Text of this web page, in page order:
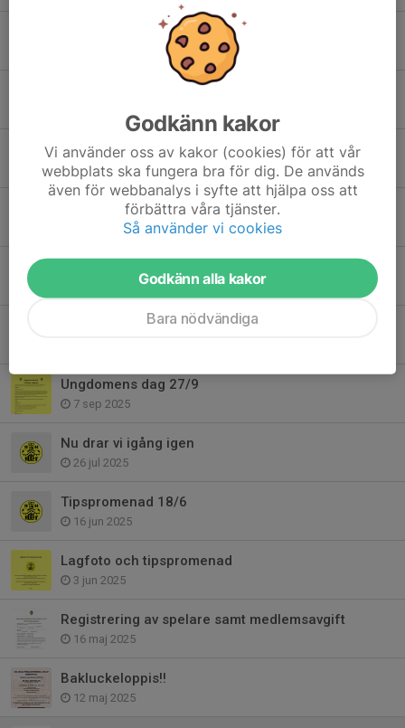
Säsongsavslutning med lagfoto18/6
Medlemsavgift Hols IF 2026
Spelchema Bonnacupe 25/1
9 jan, 19:34
16 dec 2025
Säsongsavslutning!
Ungdomens dag 27/9
7 sep 2025
Nu drar vi igång igen
26 jul 2025
Tipspromenad 18/6
16 jun 2025
Lagfoto och tipspromenad
3 jun 2025
Registrering av spelare samt medlemsavgift
16 maj 2025
Bakluckeloppis!!
12 maj 2025
Godkänn kakor
Vi använder oss av kakor (cookies) för att vår
webbplats ska fungera bra för dig. De används
även för webbanalys i syfte att hjälpa oss att
förbättra våra tjänster.
Så använder vi cookies
Godkänn alla kakor
Bara nödvändiga